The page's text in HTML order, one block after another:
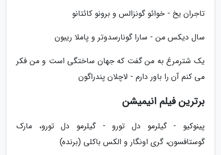
تاجران یخ - خوائو گونزالس و برونو کائتانو
سال دیکس من - سارا گونارسدوتر و پاملا ریبون
یک شترمرغ به من گفت که جهان ساختگی است و من فکر
می کنم آن را باور دارم - لاچلان پندراگون
برترین فیلم انیمیشن
پینوکیو - گیلرمو دل تورو - گیلرمو دل تورو، مارک
گوستافسون، گری اونگار و الکس باکلی (برنده)